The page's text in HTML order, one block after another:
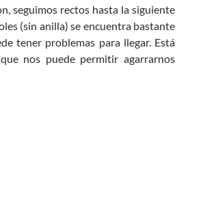
seguimos rectos hasta la siguiente
(sin anilla) se encuentra bastante
tener problemas para llegar. Está
nos puede permitir agarrarnos